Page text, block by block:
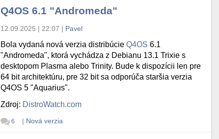
Q4OS 6.1 "Andromeda"
12.09.2025 | 22:07 | Pavel
Bola vydaná nová verzia distribúcieQ4OS 6.1
"Andromeda", ktorá vychádza z Debianu 13.1 Trixie s
desktopom Plasma alebo Trinity. Bude k dispozícii len pre
64 bit architektúru, pre 32 bit sa odporúča staršia verzia
Q4OS 5 "Aquarius".
Zdroj: DistroWatch.com
6 | Nová verzia